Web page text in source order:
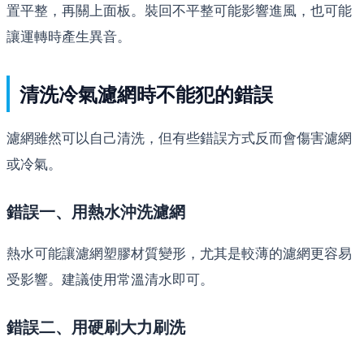
置平整，再關上面板。裝回不平整可能影響進風，也可能
讓運轉時產生異音。
清洗冷氣濾網時不能犯的錯誤
濾網雖然可以自己清洗，但有些錯誤方式反而會傷害濾網
或冷氣。
錯誤一、用熱水沖洗濾網
熱水可能讓濾網塑膠材質變形，尤其是較薄的濾網更容易
受影響。建議使用常溫清水即可。
錯誤二、用硬刷大力刷洗